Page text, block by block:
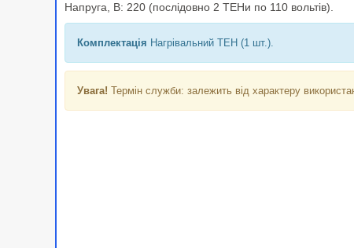
Напруга, В: 220 (послідовно 2 ТЕНи по 110 вольтів).
Комплектація Нагрівальний ТЕН (1 шт.).
Увага! Термін служби: залежить від характеру